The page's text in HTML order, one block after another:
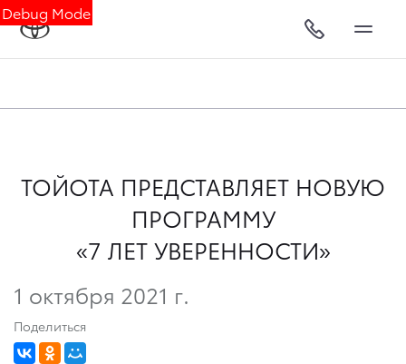
Debug Mode
ТОЙОТА ПРЕДСТАВЛЯЕТ НОВУЮ
ПРОГРАММУ
«7 ЛЕТ УВЕРЕННОСТИ»
1 октября 2021 г.
Поделиться